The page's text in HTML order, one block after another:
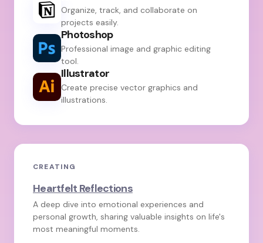
Organize, track, and collaborate on
projects easily.
Photoshop
Professional image and graphic editing
tool.
Illustrator
Create precise vector graphics and
illustrations.
CREATING
Heartfelt Reflections
A deep dive into emotional experiences and
personal growth, sharing valuable insights on life's
most meaningful moments.